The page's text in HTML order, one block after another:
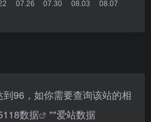
96，如你需要查询该站的相
数据 ""爱站数据